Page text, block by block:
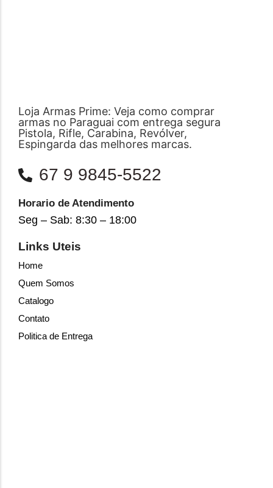
Loja Armas Prime: Veja como comprar
armas no Paraguai com entrega segura
Pistola, Rifle, Carabina, Revólver,
Espingarda das melhores marcas.
67 9 9845-5522
Horario de Atendimento
Seg – Sab: 8:30 – 18:00
Links Uteis
Home
Quem Somos
Catalogo
Contato
Politica de Entrega